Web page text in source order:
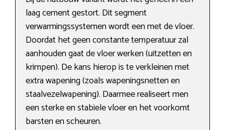
laag cement gestort. Dit segment
verwarmingssystemen wordt een met de vloer.
Doordat het geen constante temperatuur zal
aanhouden gaat de vloer werken (uitzetten en
krimpen). De kans hierop is te verkleinen met
extra wapening (zoals wapeningsnetten en
staalvezelwapening). Daarmee realiseert men
een sterke en stabiele vloer en het voorkomt
barsten en scheuren.